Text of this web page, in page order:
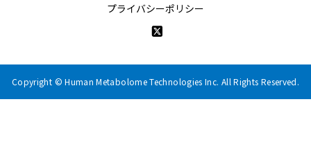
プライバシーポリシー
Copyright © Human Metabolome Technologies Inc. All Rights Reserved.